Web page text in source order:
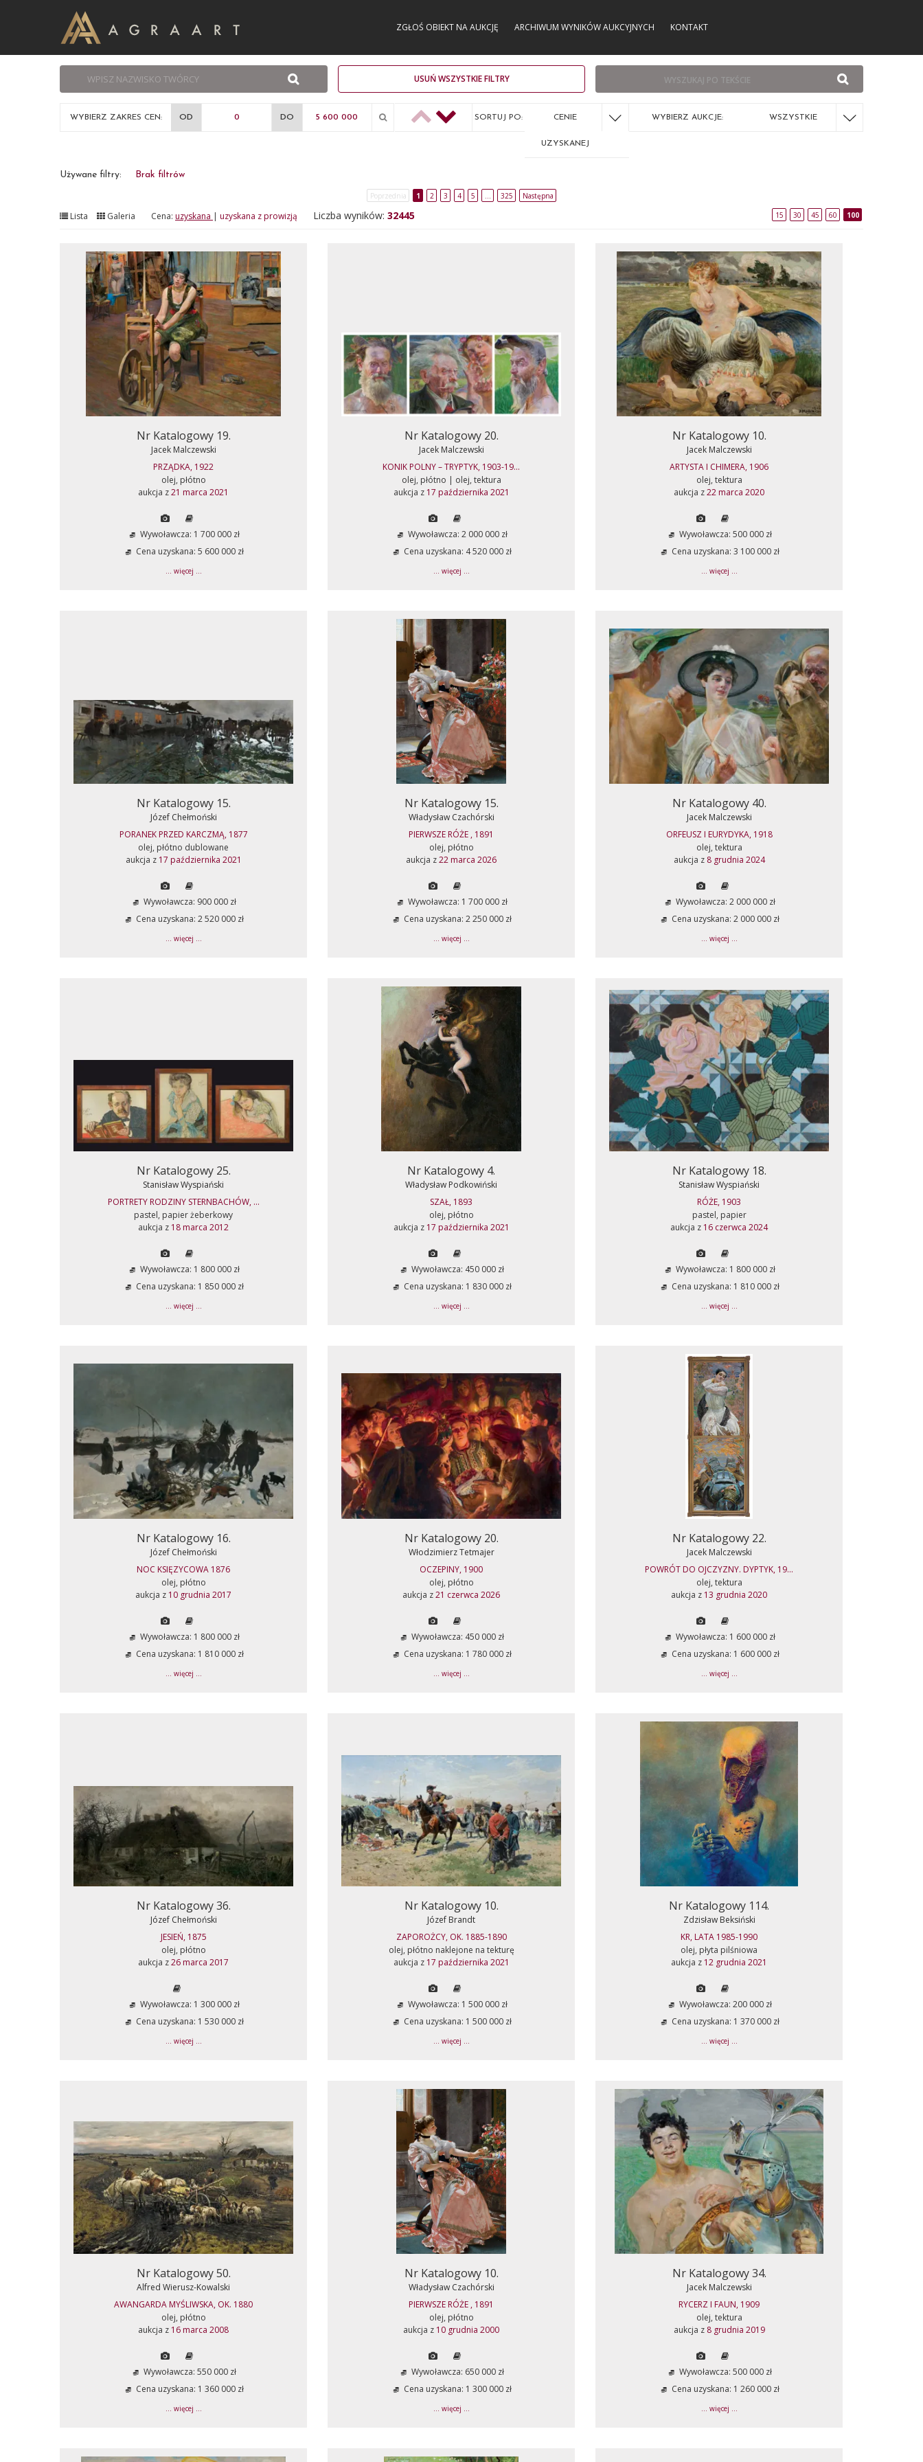
ZGŁOŚ OBIEKT NA AUKCJĘ ARCHIWUM WYNIKÓW AUKCYJNYCH KONTAKT
USUŃ WSZYSTKIE FILTRY
WYBIERZ ZAKRES CEN: OD DO SORTUJ PO: CENIE
UZYSKANEJ
WYBIERZ AUKCJE: WSZYSTKIE
Używane filtry: Brak filtrów
Poprzednia 1 2 3 4 5 325 Następna
Lista Galeria Cena: uzyskana | uzyskana z prowizją Liczba wyników: 32445 15 30 45 60 100
Nr Katalogowy 19.
Jacek Malczewski
PRZĄDKA, 1922
olej, płótno
aukcja z21 marca 2021
Wywoławcza: 1 700 000 zł
Cena uzyskana: 5 600 000 zł
... więcej ...
Nr Katalogowy 20.
Jacek Malczewski
KONIK POLNY – TRYPTYK, 1903-19...
olej, płótno | olej, tektura
aukcja z 17 października 2021
Wywoławcza: 2 000 000 zł
Cena uzyskana: 4 520 000 zł
... więcej ...
Nr Katalogowy 10.
Jacek Malczewski
ARTYSTA I CHIMERA, 1906
olej, tektura
aukcja z22 marca 2020
Wywoławcza: 500 000 zł
Cena uzyskana: 3 100 000 zł
... więcej ...
Nr Katalogowy 15.
Józef Chełmoński
PORANEK PRZED KARCZMĄ, 1877
olej, płótno dublowane
aukcja z 17 października 2021
Wywoławcza: 900 000 zł
Cena uzyskana: 2 520 000 zł
... więcej ...
Nr Katalogowy 15.
Władysław Czachórski
PIERWSZE RÓŻE , 1891
olej, płótno
aukcja z22 marca 2026
Wywoławcza: 1 700 000 zł
Cena uzyskana: 2 250 000 zł
... więcej ...
Nr Katalogowy 40.
Jacek Malczewski
ORFEUSZ I EURYDYKA, 1918
olej, tektura
aukcja z 8 grudnia 2024
Wywoławcza: 2 000 000 zł
Cena uzyskana: 2 000 000 zł
... więcej ...
Nr Katalogowy 25.
Stanisław Wyspiański
PORTRETY RODZINY STERNBACHÓW, ...
pastel, papier żeberkowy
aukcja z 18 marca 2012
Wywoławcza: 1 800 000 zł
Cena uzyskana: 1 850 000 zł
... więcej ...
Nr Katalogowy 4.
Władysław Podkowiński
SZAŁ, 1893
olej, płótno
aukcja z 17 października 2021
Wywoławcza: 450 000 zł
Cena uzyskana: 1 830 000 zł
... więcej ...
Nr Katalogowy 18.
Stanisław Wyspiański
RÓŻE, 1903
pastel, papier
aukcja z 16 czerwca 2024
Wywoławcza: 1 800 000 zł
Cena uzyskana: 1 810 000 zł
... więcej ...
Nr Katalogowy 16.
Józef Chełmoński
NOC KSIĘZYCOWA 1876
olej, płótno
aukcja z 10 grudnia 2017
Wywoławcza: 1 800 000 zł
Cena uzyskana: 1 810 000 zł
... więcej ...
Nr Katalogowy 20.
Włodzimierz Tetmajer
OCZEPINY, 1900
olej, płótno
aukcja z21 czerwca 2026
Wywoławcza: 450 000 zł
Cena uzyskana: 1 780 000 zł
... więcej ...
Nr Katalogowy 22.
Jacek Malczewski
POWRÓT DO OJCZYZNY. DYPTYK, 19...
olej, tektura
aukcja z 13 grudnia 2020
Wywoławcza: 1 600 000 zł
Cena uzyskana: 1 600 000 zł
... więcej ...
Nr Katalogowy 36.
Józef Chełmoński
JESIEŃ, 1875
olej, płótno
aukcja z26 marca 2017
Wywoławcza: 1 300 000 zł
Cena uzyskana: 1 530 000 zł
... więcej ...
Nr Katalogowy 10.
Józef Brandt
ZAPOROŻCY, OK. 1885-1890
olej, płótno naklejone na tekturę
aukcja z 17 października 2021
Wywoławcza: 1 500 000 zł
Cena uzyskana: 1 500 000 zł
... więcej ...
Nr Katalogowy 114.
Zdzisław Beksiński
KR, LATA 1985-1990
olej, płyta pilśniowa
aukcja z 12 grudnia 2021
Wywoławcza: 200 000 zł
Cena uzyskana: 1 370 000 zł
... więcej ...
Nr Katalogowy 50.
Alfred Wierusz-Kowalski
AWANGARDA MYŚLIWSKA, OK. 1880
olej, płótno
aukcja z 16 marca 2008
Wywoławcza: 550 000 zł
Cena uzyskana: 1 360 000 zł
... więcej ...
Nr Katalogowy 10.
Władysław Czachórski
PIERWSZE RÓŻE , 1891
olej, płótno
aukcja z 10 grudnia 2000
Wywoławcza: 650 000 zł
Cena uzyskana: 1 300 000 zł
... więcej ...
Nr Katalogowy 34.
Jacek Malczewski
RYCERZ I FAUN, 1909
olej, tektura
aukcja z 8 grudnia 2019
Wywoławcza: 500 000 zł
Cena uzyskana: 1 260 000 zł
... więcej ...